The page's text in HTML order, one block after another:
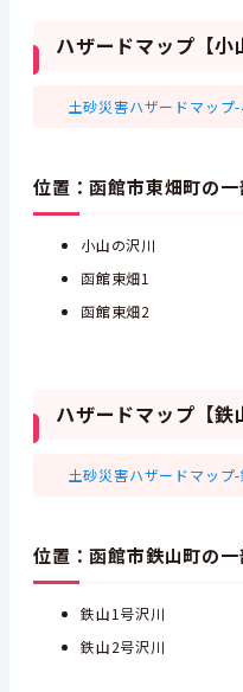
ハザードマップ【小
土砂災害ハザードマッ
位置：函館市東畑町の一
小山の沢川
函館東畑1
函館東畑2
ハザードマップ【鉄
土砂災害ハザードマッ
位置：函館市鉄山町の一
鉄山1号沢川
鉄山2号沢川